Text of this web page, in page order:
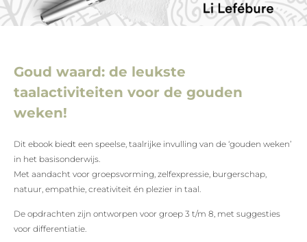
Goud waard: de leukste
taalactiviteiten voor de gouden
weken!
Dit ebook biedt een speelse, taalrijke invulling van de ‘gouden weken’
in het basisonderwijs.
Met aandacht voor groepsvorming, zelfexpressie, burgerschap,
natuur, empathie, creativiteit én plezier in taal.
De opdrachten zijn ontworpen voor groep 3 t/m 8, met suggesties
voor differentiatie.